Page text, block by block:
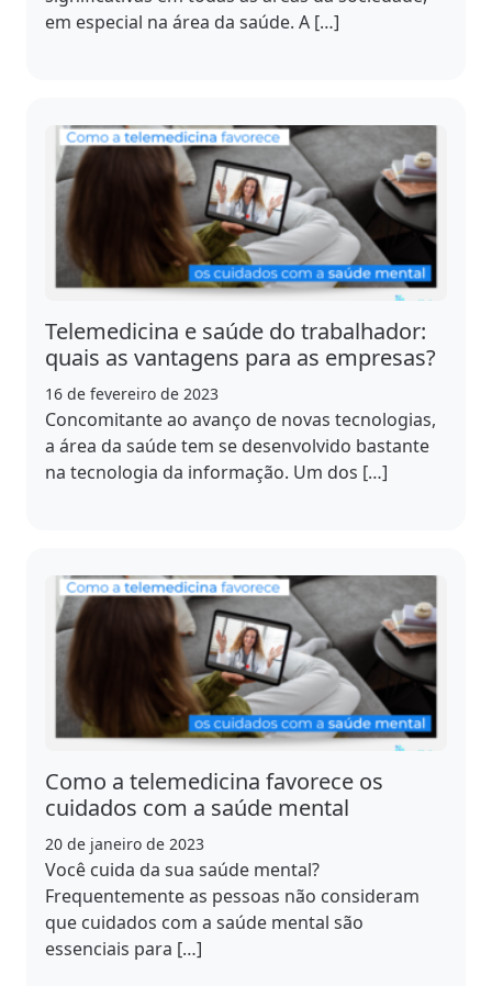
em especial na área da saúde. A […]
Telemedicina e saúde do trabalhador:
quais as vantagens para as empresas?
16 de fevereiro de 2023
Concomitante ao avanço de novas tecnologias,
a área da saúde tem se desenvolvido bastante
na tecnologia da informação. Um dos […]
Como a telemedicina favorece os
cuidados com a saúde mental
20 de janeiro de 2023
Você cuida da sua saúde mental?
Frequentemente as pessoas não consideram
que cuidados com a saúde mental são
essenciais para […]